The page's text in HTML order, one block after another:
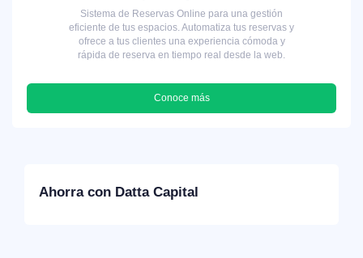
Sistema de Reservas Online para una gestión
eficiente de tus espacios. Automatiza tus reservas y
ofrece a tus clientes una experiencia cómoda y
rápida de reserva en tiempo real desde la web.
Conoce más
Ahorra con Datta Capital